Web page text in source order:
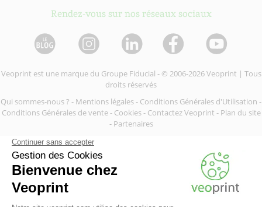
Rendez-vous sur nos réseaux sociaux
Veoprint est une marque du Groupe Fiducial - © 2006-2026 Veoprint | Tous
droits réservés
Qui sommes-nous ? - Mentions légales- Conditions Générales d'Utilisation -
Conditions Générales de vente- Cookies- Contactez Veoprint - Plan du site
- Partenaires